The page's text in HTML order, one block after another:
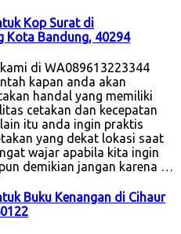
Kop Surat di
Kota Bandung, 40294
di WA089613223344
kapan anda akan
handal yang memiliki
cetakan dan kecepatan
itu anda ingin praktis
yang dekat lokasi saat
wajar apabila kita ingin
demikian jangan karena …
Buku Kenangan di Cihaur